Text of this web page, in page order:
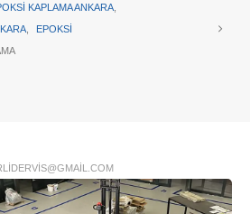
KAPLAMA ANKARA
EPOKSI